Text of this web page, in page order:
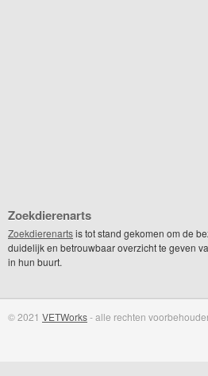
Zoekdierenarts
Zoekdierenartsis tot stand gekomen om de
duidelijk en betrouwbaar overzicht te geven
in hun buurt.
© 2021 VETWorks- alle rechten